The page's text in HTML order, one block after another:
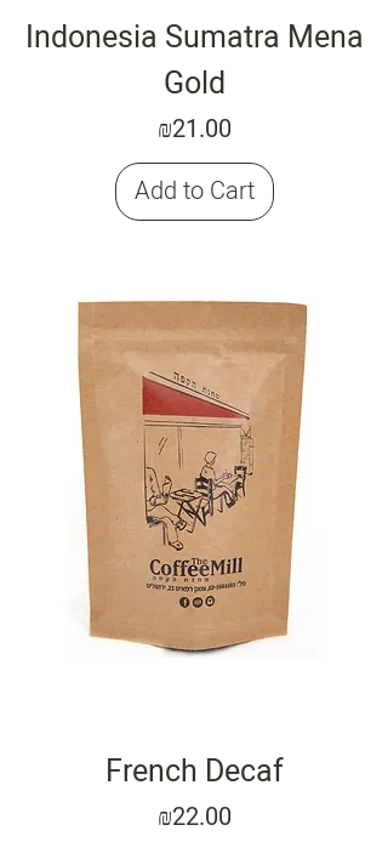
Indonesia Sumatra Mena
Gold
Price
₪21.00
Add to Cart
French Decaf
Price
₪22.00